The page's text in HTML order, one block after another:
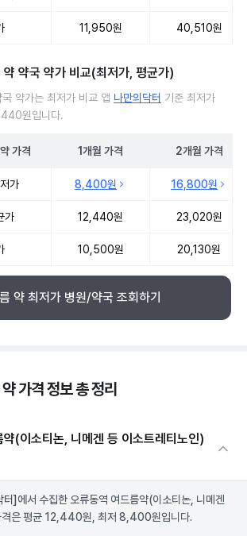
11,950원 40,510원
약 약국 약가 비교(최저가, 평균가)
약가는 최저가 비교 앱 나만의닥터 기준 최저가
원입니다.
가격 1개월 가격 2개월 가격
가 8,400원 16,800원
가 12,440원 23,020원
10,500원 20,130원
약 최저가 병원/약국 조회하기
가격 정보 총 정리
약(이소티논, 니메겐 등 이소트레티노인)
터] 에서 수집한 오류동역 여드름약(이소티논, 니메겐
격은 평균 12,440원, 최저 8,400원입니다.